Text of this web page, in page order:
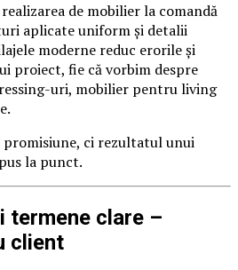
de mobilier la comandă
aplicate uniform și detalii
moderne reduc erorile și
proiect, fie că vorbim despre
uri, mobilier pentru living
promisiune, ci rezultatul unui
la punct.
termene clare –
client